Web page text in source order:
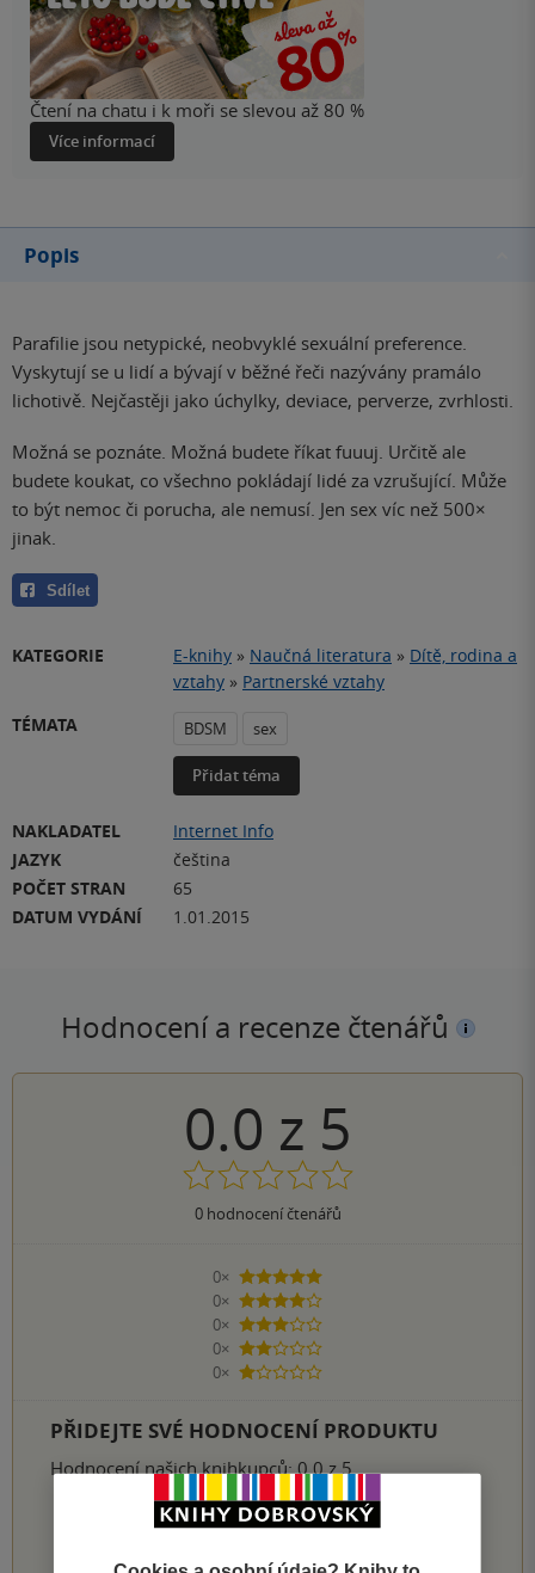
Čtení na chatu i k moři se slevou až 80 %
Více informací
Popis
Parafilie jsou netypické, neobvyklé sexuální preference.
Vyskytují se u lidí a bývají v běžné řeči nazývány pramálo
lichotivě. Nejčastěji jako úchylky, deviace, perverze, zvrhlosti.
Možná se poznáte. Možná budete říkat fuuuj. Určitě ale
budete koukat, co všechno pokládají lidé za vzrušující. Může
to být nemoc či porucha, ale nemusí. Jen sex víc než 500×
jinak.
Sdílet
KATEGORIE E-knihy » Naučná literatura » Dítě, rodina a
vztahy » Partnerské vztahy
TÉMATA
BDSM sex
Přidat téma
NAKLADATEL
Internet Info
JAZYK
čeština
POČET STRAN
65
DATUM VYDÁNÍ
1.01.2015
Hodnocení a recenze čtenářů
0.0 z 5
0hodnocení čtenářů
0×
5 hvězdiček
0×
4 hvězdičky
0×
3 hvězdičky
0×
2 hvězdičky
0×
1 hvezdička
PŘIDEJTE SVÉ HODNOCENÍ PRODUKTU
Hodnocení našich knihkupců: 0.0 z 5
1 2 3 4 5